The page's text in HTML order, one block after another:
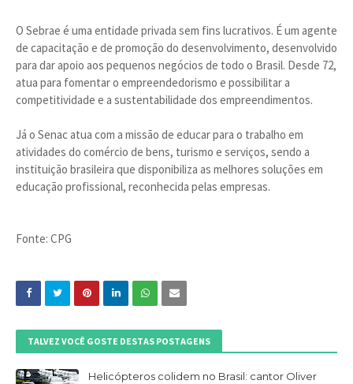
O Sebrae é uma entidade privada sem fins lucrativos. É um agente
de capacitação e de promoção do desenvolvimento, desenvolvido
para dar apoio aos pequenos negócios de todo o Brasil. Desde 72,
atua para fomentar o empreendedorismo e possibilitar a
competitividade e a sustentabilidade dos empreendimentos.
Já o Senac atua com a missão de educar para o trabalho em
atividades do comércio de bens, turismo e serviços, sendo a
instituição brasileira que disponibiliza as melhores soluções em
educação profissional, reconhecida pelas empresas.
Fonte: CPG
TALVEZ VOCÊ GOSTE DESTAS POSTAGENS
Helicópteros colidem no Brasil: cantor Oliver